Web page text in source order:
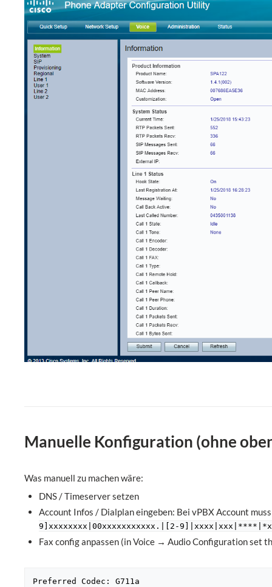
Manuelle Konfiguration (ohne
Was manuell zu machen wäre:
DNS / Timeserver setzen
Account Infos / Dialplan eingeben: Bei vPBX Account
9]xxxxxxxx|00xxxxxxxxxxx.|[2-
Fax config anpassen (in Voice → Audio Configuration set
Preferred Codec: G711a